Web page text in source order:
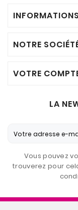
INFORMATIONS
NOTRE
VOTRE
LA
Vous pouvez
trouverez pour